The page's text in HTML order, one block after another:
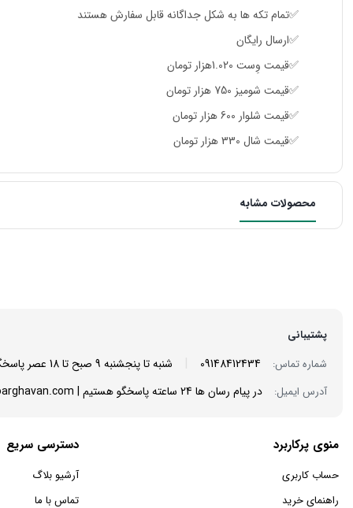
✅تمام تکه ها به شکل جداگانه قابل سفارش هستند
✅ارسال رایگان
✅قیمت وِست 1.020هزار تومان
✅قیمت شومیز 750 هزار تومان
✅قیمت شلوار 600 هزار تومان
✅قیمت شال 330 هزار تومان
محصولات مشابه
پشتیبانی
شماره تماس:
09148412434 شنبه تا پنجشنبه 9 صبح تا 18 عصر پاسخگوی شما هستیم
آدرس ایمیل: در پیام رسان ها 24 ساعته پاسخگو هستیم | info@mantoarghavan.com
منوی پرکاربرد
حساب کاربری
راهنمای خرید
دسترسی سریع
آرشیو بلاگ
تماس با ما